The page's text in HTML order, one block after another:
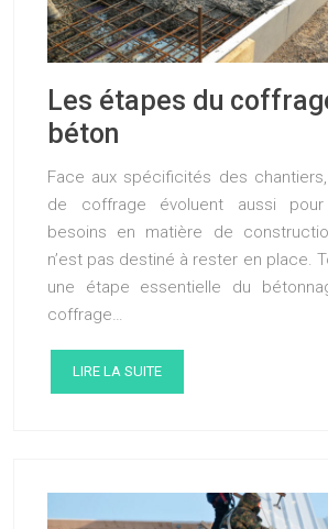
Les étapes du
béton
Face aux spécificités des
de coffrage évoluent aussi
besoins en matière de
n’est pas destiné à rester en place.
une étape essentielle du
coffrage…
LIRE LA SUITE